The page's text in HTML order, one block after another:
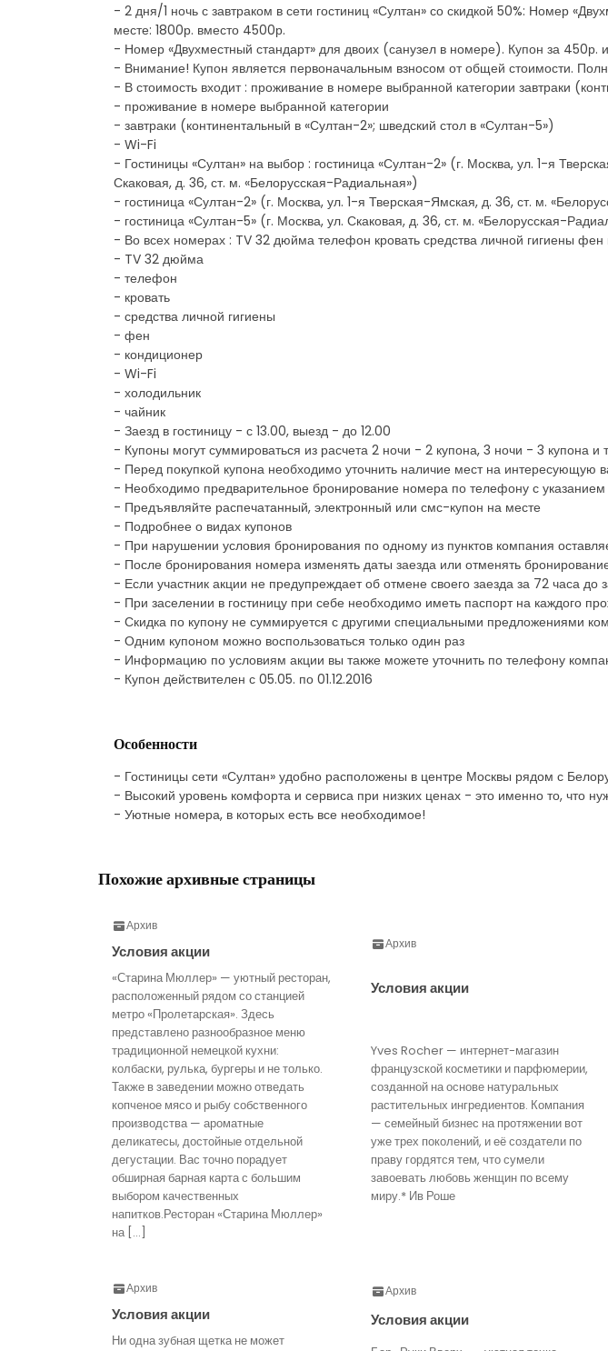
- 2 дня/1 ночь с завтраком в сети гостиниц «Султан» со скидкой 50%: Номер
месте: 1800р. вместо 4500р.
- Номер «Двухместный стандарт» для двоих (санузел в номере). Купон за 450р.
- Внимание! Купон является первоначальным взносом от общей стоимости.
- В стоимость входит : проживание в номере выбранной категории завтраки
- проживание в номере выбранной категории
- завтраки (континентальный в «Султан-2»; шведский стол в «Султан-5»)
- Wi-Fi
- Гостиницы «Султан» на выбор : гостиница «Султан-2» (г. Москва, ул. 1-я
Скаковая, д. 36, ст. м. «Белорусская-Радиальная»)
- гостиница «Султан-2» (г. Москва, ул. 1-я Тверская-Ямская, д. 36, ст. м.
- гостиница «Султан-5» (г. Москва, ул. Скаковая, д. 36, ст. м. «Белорусская-
- Во всех номерах : TV 32 дюйма телефон кровать средства личной гигиены
- TV 32 дюйма
- телефон
- кровать
- средства личной гигиены
- фен
- кондиционер
- Wi-Fi
- холодильник
- чайник
- Заезд в гостиницу - с 13.00, выезд - до 12.00
- Купоны могут суммироваться из расчета 2 ночи - 2 купона, 3 ночи - 3 купона
- Перед покупкой купона необходимо уточнить наличие мест на интересующую
- Необходимо предварительное бронирование номера по телефону с
- Предъявляйте распечатанный, электронный или смс-купон на месте
- Подробнее о видах купонов
- При нарушении условия бронирования по одному из пунктов компания
- После бронирования номера изменять даты заезда или отменять
- Если участник акции не предупреждает об отмене своего заезда за 72 часа
- При заселении в гостиницу при себе необходимо иметь паспорт на каждого
- Скидка по купону не суммируется с другими специальными предложениями
- Одним купоном можно воспользоваться только один раз
- Информацию по условиям акции вы также можете уточнить по телефону
- Купон действителен с 05.05. по 01.12.2016
Особенности
- Гостиницы сети «Султан» удобно расположены в центре Москвы рядом с
- Высокий уровень комфорта и сервиса при низких ценах - это именно то, что
- Уютные номера, в которых есть все необходимое!
Похожие архивные страницы
Архив
Условия акции
«Старина Мюллер» — уютный ресторан,
расположенный рядом со станцией
метро «Пролетарская». Здесь
представлено разнообразное меню
традиционной немецкой кухни:
колбаски, рулька, бургеры и не только.
Также в заведении можно отведать
копченое мясо и рыбу собственного
производства — ароматные
деликатесы, достойные отдельной
дегустации. Вас точно порадует
обширная барная карта с большим
выбором качественных
напитков.Ресторан «Старина Мюллер»
на […]
Архив
Условия акции
Yves Rocher — интернет-магазин
французской косметики и парфюмерии,
созданной на основе натуральных
растительных ингредиентов. Компания
— семейный бизнес на протяжении вот
уже трех поколений, и её создатели по
праву гордятся тем, что сумели
завоевать любовь женщин по всему
миру.* Ив Роше
Архив
Условия акции
Ни одна зубная щетка не может
Архив
Условия акции